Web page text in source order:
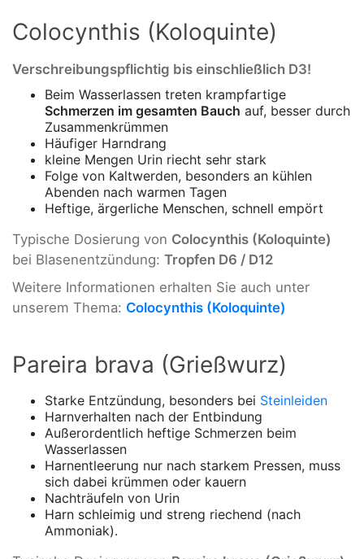
Colocynthis (Koloquinte)
Verschreibungspflichtig bis einschließlich D3!
Beim Wasserlassen treten krampfartige
Schmerzen im gesamten Bauch auf, besser durch
Zusammenkrümmen
Häufiger Harndrang
kleine Mengen Urin riecht sehr stark
Folge von Kaltwerden, besonders an kühlen
Abenden nach warmen Tagen
Heftige, ärgerliche Menschen, schnell empört
Typische Dosierung von Colocynthis (Koloquinte)
bei Blasenentzündung: Tropfen D6 / D12
Weitere Informationen erhalten Sie auch unter
unserem Thema: Colocynthis (Koloquinte)
Pareira brava (Grießwurz)
Starke Entzündung, besonders bei Steinleiden
Harnverhalten nach der Entbindung
Außerordentlich heftige Schmerzen beim
Wasserlassen
Harnentleerung nur nach starkem Pressen, muss
sich dabei krümmen oder kauern
Nachträufeln von Urin
Harn schleimig und streng riechend (nach
Ammoniak).